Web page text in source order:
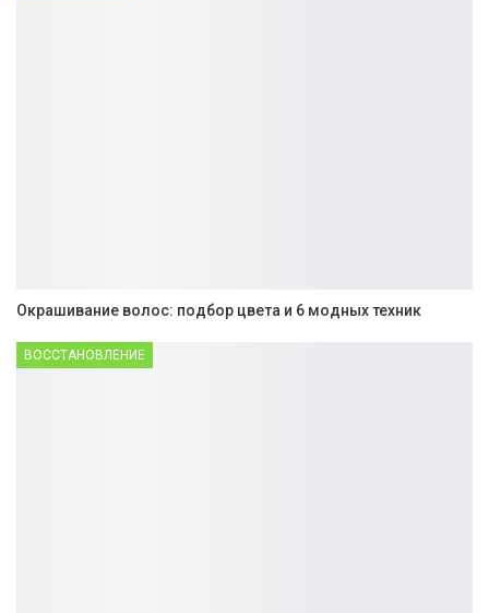
Окрашивание волос: подбор цвета и 6 модных техник
ВОССТАНОВЛЕНИЕ